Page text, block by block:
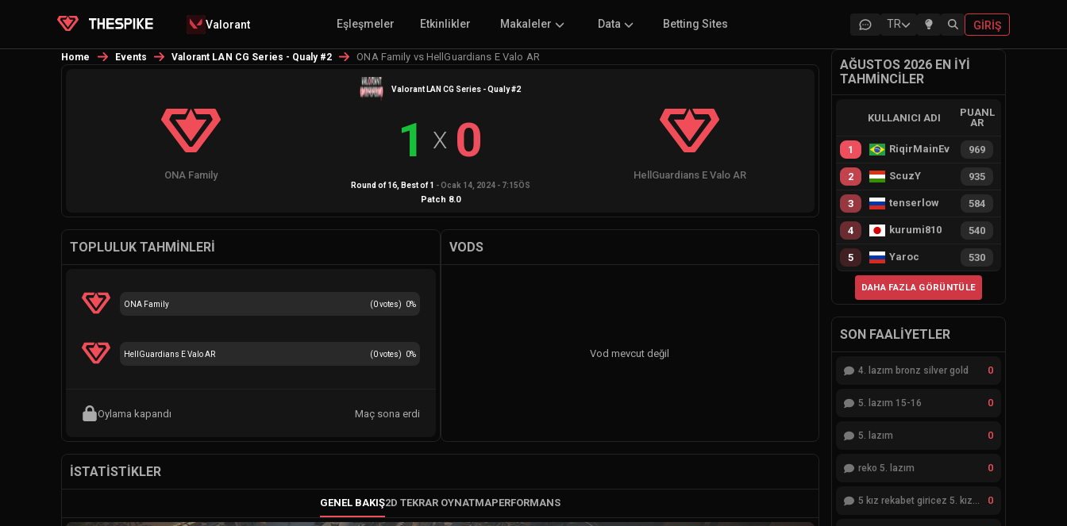
Valorant Eşleşmeler Etkinlikler Makaleler Data Betting Sites TR GIRIŞ
Home Events Valorant LAN CG Series - Qualy #2 ONA Family vs HellGuardians E Valo AR
Valorant LAN CG Series - Qualy #2
ONA Family
1 X 0
HellGuardians E Valo AR
Round of 16, Best of1 - Ocak 14, 2024 - 7:15ÖS
Patch 8.0
TOPLULUK TAHMINLERI
(0votes) 0%
ONA Family
(0votes) 0%
HellGuardians E Valo AR
Oylama kapandı Maç sona erdi
VODS
Vod mevcut değil
İSTATISTIKLER
GENEL BAKIŞ2D TEKRAR OYNATMAPERFORMANS
AĞUSTOS 2026 EN İYI
TAHMINCILER
KULLANICI ADI
PUANL
AR
1 RiqirMainEvie 969
2 ScuzY 935
3 tenserlow 584
4 kurumi810 540
5 Yaroc 530
DAHA FAZLA GÖRÜNTÜLE
SON FAALIYETLER
4. lazım bronz silver gold 0
5. lazım 15-16 0
5. lazım 0
reko 5. lazım 0
5 kız rekabet giricez 5. kız eksik 0